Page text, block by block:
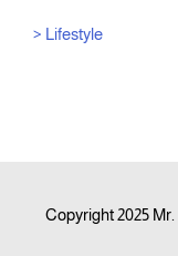
> Lifestyle
Copyright 2025